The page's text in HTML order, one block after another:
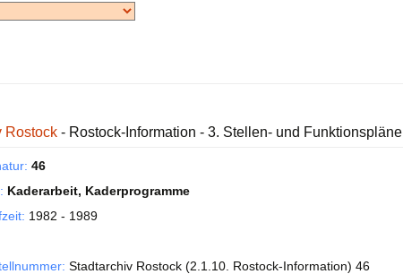
Rostock - Rostock-Information - 3. Stellen- und Funktionspläne
46
Kaderarbeit, Kaderprogramme
1982 - 1989
Stadtarchiv Rostock (2.1.10. Rostock-Information) 46